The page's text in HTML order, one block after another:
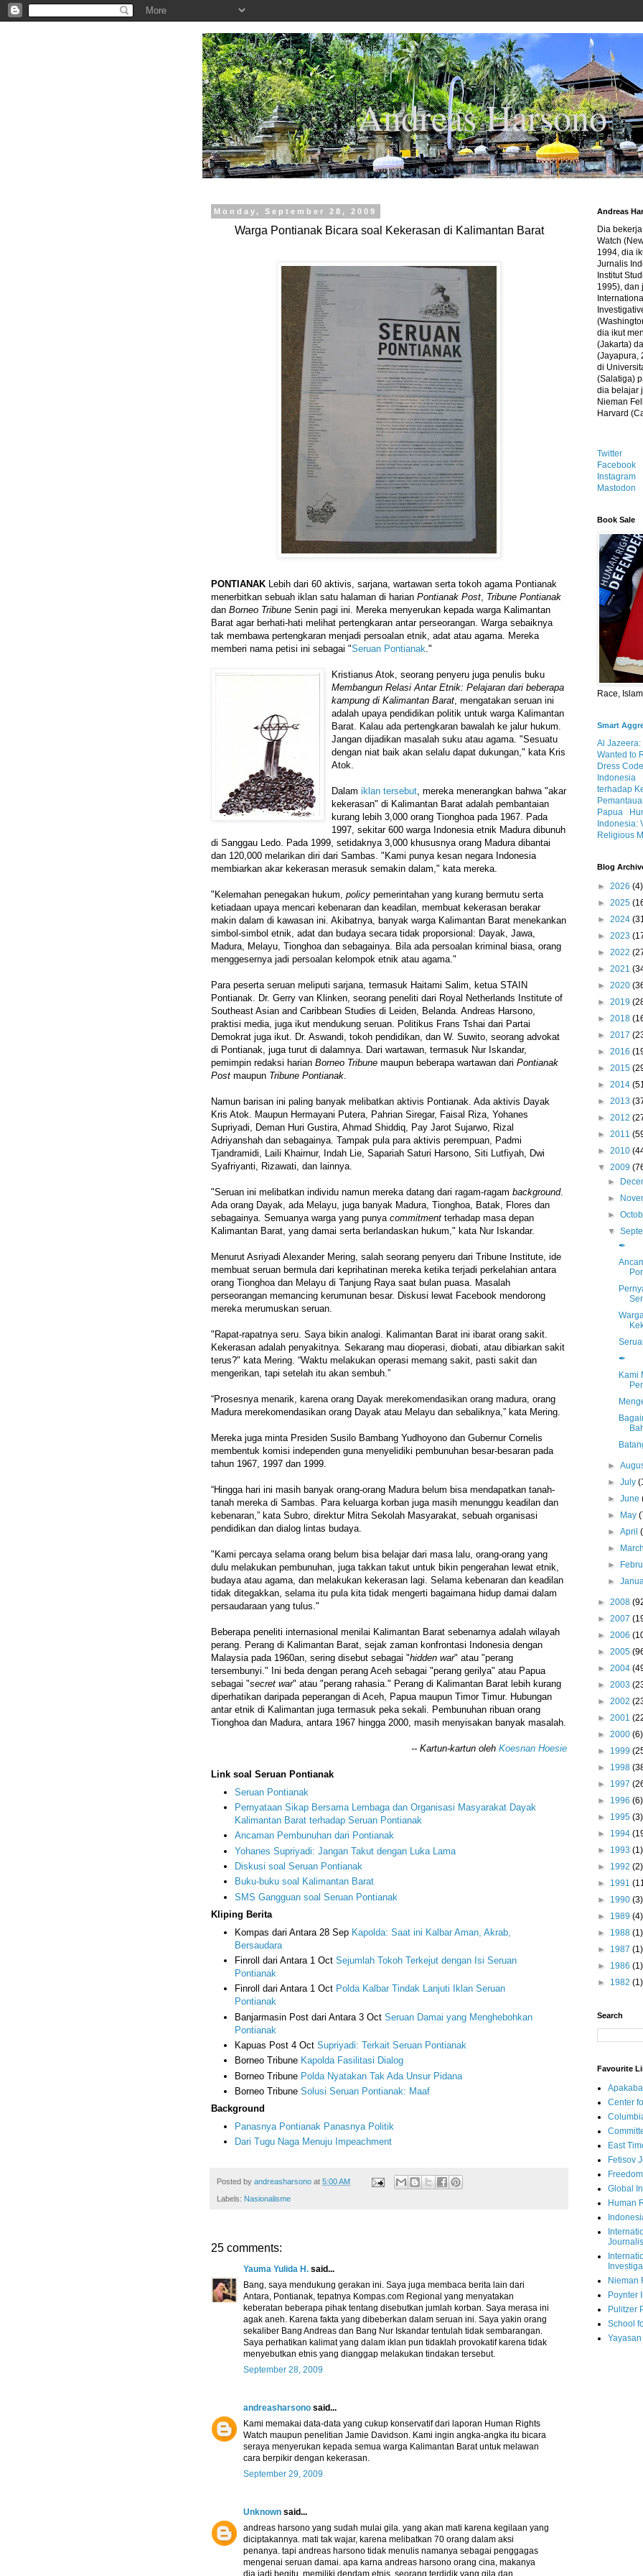
.
Andreas Harsono
Monday, September 28, 2009
Warga Pontianak Bicara soal Kekerasan di Kalimantan Barat
PONTIANAK Lebih dari 60 aktivis, sarjana, wartawan serta tokoh agama Pontianak
menerbitkan sebuah iklan satu halaman di harian Pontianak Post, Tribune Pontianak
dan Borneo Tribune Senin pagi ini. Mereka menyerukan kepada warga Kalimantan
Barat agar berhati-hati melihat pertengkaran antar perseorangan. Warga sebaiknya
tak membawa pertengkaran menjadi persoalan etnik, adat atau agama. Mereka
memberi nama petisi ini sebagai "Seruan Pontianak."
Kristianus Atok, seorang penyeru juga penulis buku
Membangun Relasi Antar Etnik: Pelajaran dari beberapa
kampung di Kalimantan Barat, mengatakan seruan ini
adalah upaya pendidikan politik untuk warga Kalimantan
Barat. Kalau ada pertengkaran bawalah ke jalur hukum.
Jangan dijadikan masalah suku atau agama. "Sesuatu
dengan niat baik akan selalu dapat dukungan," kata Kris
Atok.
Dalam iklan tersebut, mereka menerangkan bahwa "akar
kekerasan" di Kalimantan Barat adalah pembantaian
kurang lebih 3,000 orang Tionghoa pada 1967. Pada
1997, sekitar 600 warga Indonesia etnik Madura dibunuh
di Sanggau Ledo. Pada 1999, setidaknya 3,000 khususnya orang Madura dibantai
dan 120,000 melarikan diri dari Sambas. "Kami punya kesan negara Indonesia
membiarkan akar kekerasan merasuk semakin dalam," kata mereka.
"Kelemahan penegakan hukum, policy pemerintahan yang kurang bermutu serta
ketiadaan upaya mencari kebenaran dan keadilan, membuat kekerasan berakar
makin dalam di kawasan ini. Akibatnya, banyak warga Kalimantan Barat menekankan
simbol-simbol etnik, adat dan budaya secara tidak proporsional: Dayak, Jawa,
Madura, Melayu, Tionghoa dan sebagainya. Bila ada persoalan kriminal biasa, orang
menggesernya jadi persoalan kelompok etnik atau agama."
Para peserta seruan meliputi sarjana, termasuk Haitami Salim, ketua STAIN
Pontianak. Dr. Gerry van Klinken, seorang peneliti dari Royal Netherlands Institute of
Southeast Asian and Caribbean Studies di Leiden, Belanda. Andreas Harsono,
praktisi media, juga ikut mendukung seruan. Politikus Frans Tshai dari Partai
Demokrat juga ikut. Dr. Aswandi, tokoh pendidikan, dan W. Suwito, seorang advokat
di Pontianak, juga turut di dalamnya. Dari wartawan, termasuk Nur Iskandar,
pemimpin redaksi harian Borneo Tribune maupun beberapa wartawan dari Pontianak
Post maupun Tribune Pontianak.
Namun barisan ini paling banyak melibatkan aktivis Pontianak. Ada aktivis Dayak
Kris Atok. Maupun Hermayani Putera, Pahrian Siregar, Faisal Riza, Yohanes
Supriyadi, Deman Huri Gustira, Ahmad Shiddiq, Pay Jarot Sujarwo, Rizal
Adriyanshah dan sebagainya. Tampak pula para aktivis perempuan, Padmi
Tjandramidi, Laili Khairnur, Indah Lie, Sapariah Saturi Harsono, Siti Lutfiyah, Dwi
Syafriyanti, Rizawati, dan lainnya.
"Seruan ini melibatkan individu namun mereka datang dari ragam-ragam background.
Ada orang Dayak, ada Melayu, juga banyak Madura, Tionghoa, Batak, Flores dan
sebagainya. Semuanya warga yang punya commitment terhadap masa depan
Kalimantan Barat, yang damai serta berlandaskan hukum," kata Nur Iskandar.
Menurut Asriyadi Alexander Mering, salah seorang penyeru dari Tribune Institute, ide
membuat seruan bermula dari keprihatinan mereka ketika terjadi perkelahian antara
orang Tionghoa dan Melayu di Tanjung Raya saat bulan puasa. Masalah
perseorangan memancing kerumunan besar. Diskusi lewat Facebook mendorong
mereka merumuskan seruan.
"Rapat-rapatnya seru. Saya bikin analogi. Kalimantan Barat ini ibarat orang sakit.
Kekerasan adalah penyakitnya. Sekarang mau dioperasi, diobati, atau dibiarkan sakit
terus?" kata Mering. “Waktu melakukan operasi memang sakit, pasti sakit dan
mengerikan, tapi setelah itu akan sembuh.”
“Prosesnya menarik, karena orang Dayak merekomendasikan orang madura, orang
Madura merekomendasikan orang Dayak atau Melayu dan sebaliknya,” kata Mering.
Mereka juga minta Presiden Susilo Bambang Yudhoyono dan Gubernur Cornelis
membentuk komisi independen guna menyelidiki pembunuhan besar-besaran pada
tahun 1967, 1997 dan 1999.
“Hingga hari ini masih banyak orang-orang Madura belum bisa mendapatkan tanah-
tanah mereka di Sambas. Para keluarga korban juga masih menunggu keadilan dan
kebenaran,” kata Subro, direktur Mitra Sekolah Masyarakat, sebuah organisasi
pendidikan dan dialog lintas budaya.
"Kami percaya selama orang belum bisa belajar dari masa lalu, orang-orang yang
dulu melakukan pembunuhan, juga takkan takut untuk bikin pengerahan lewat etnik,
budaya atau agama, dan melakukan kekerasan lagi. Selama kebenaran dan keadilan
tidak ditegakkan, selama itu pula kita tidak mengerti bagaimana hidup damai dalam
persaudaraan yang tulus."
Beberapa peneliti internasional menilai Kalimantan Barat sebenarnya adalah wilayah
perang. Perang di Kalimantan Barat, sejak zaman konfrontasi Indonesia dengan
Malaysia pada 1960an, sering disebut sebagai "hidden war" atau "perang
tersembunyi." Ini beda dengan perang Aceh sebagai "perang gerilya" atau Papua
sebagai "secret war" atau "perang rahasia." Perang di Kalimantan Barat lebih kurang
diperhatikan daripada peperangan di Aceh, Papua maupun Timor Timur. Hubungan
antar etnik di Kalimantan juga termasuk peka sekali. Pembunuhan ribuan orang
Tionghoa dan Madura, antara 1967 hingga 2000, masih menyisakan banyak masalah.
-- Kartun-kartun oleh Koesnan Hoesie
Link soal Seruan Pontianak
Seruan Pontianak
Pernyataan Sikap Bersama Lembaga dan Organisasi Masyarakat Dayak
Kalimantan Barat terhadap Seruan Pontianak
Ancaman Pembunuhan dari Pontianak
Yohanes Supriyadi: Jangan Takut dengan Luka Lama
Diskusi soal Seruan Pontianak
Buku-buku soal Kalimantan Barat
SMS Gangguan soal Seruan Pontianak
Kliping Berita
Kompas dari Antara 28 Sep Kapolda: Saat ini Kalbar Aman, Akrab,
Bersaudara
Finroll dari Antara 1 Oct Sejumlah Tokoh Terkejut dengan Isi Seruan
Pontianak
Finroll dari Antara 1 Oct Polda Kalbar Tindak Lanjuti Iklan Seruan
Pontianak
Banjarmasin Post dari Antara 3 Oct Seruan Damai yang Menghebohkan
Pontianak
Kapuas Post 4 Oct Supriyadi: Terkait Seruan Pontianak
Borneo Tribune Kapolda Fasilitasi Dialog
Borneo Tribune Polda Nyatakan Tak Ada Unsur Pidana
Borneo Tribune Solusi Seruan Pontianak: Maaf
Background
Panasnya Pontianak Panasnya Politik
Dari Tugu Naga Menuju Impeachment
Posted by andreasharsono at 5:00 AM
Labels: Nasionalisme
25 comments:
Yauma Yulida H. said...
Bang, saya mendukung gerakan ini. Saya juga membaca berita lain dari
Antara, Pontianak, tepatnya Kompas.com Regional yang menyatakan
keberatan beberapa pihak tentang disebutkan jumlah korban. Saya merasa ini
agak aneh. Karena fakta yang dibeberkan dalam seruan ini. Saya yakin orang
sekaliber Bang Andreas dan Bang Nur Iskandar tentulah tidak sembarangan.
Saya perhatikan kalimat yang dalam iklan pun tidaklah provokatif karena tidak
menyebutkan etnis yang dianggap melakukan tindakan tersebut.
September 28, 2009
andreasharsono said...
Kami memakai data-data yang cukup konservatif dari laporan Human Rights
Watch maupun penelitian Jamie Davidson. Kami ingin angka-angka itu bicara
seraya menyerukan kepada semua warga Kalimantan Barat untuk melawan
cara berpikir dengan kekerasan.
September 29, 2009
Unknown said...
andreas harsono yang sudah mulai gila. yang akan mati karena kegilaan yang
diciptakannya. mati tak wajar, karena melibatkan 70 orang dalam aksi
penanya. tapi andreas harsono tidak menulis namanya sebagai penggagas
mengenai seruan damai. apa karna andreas harsono orang cina, makanya
Andreas
Dia
Watch
1994, dia
Jurnalis
Institut
1995), dan
dia ikut
(Jakarta)
(Jayapura,
di
(Salatiga)
dia belajar
Nieman
Harvard
Twitter
Facebook
Instagram
Mastodon
Book Sale
Race,
Smart
Al Jazeera:
Wanted to
Dress
Indonesia
terhadap
Papua
Indonesia:
Religious
Blog
► 2026 (4)
► 2025
► 2024
► 2023
► 2022
► 2021
► 2020
► 2019
► 2018
► 2017
► 2016
► 2015
► 2014
► 2013
► 2012
► 2011
► 2010
▼ 2009
►
►
►
▼
✒
✒
Kami
►
►July
►June
►
May
►April
►
►
►
► 2008
► 2007
► 2006
► 2005
► 2004
► 2003
► 2002
► 2001
► 2000 (6)
► 1999
► 1998
► 1997
► 1996 (6)
► 1995 (3)
► 1994
► 1993 (1)
► 1992 (2)
► 1991
► 1990 (3)
► 1989 (4)
► 1988 (1)
► 1987 (1)
► 1986 (1)
► 1982 (1)
Search
Favourite
Center
East
Fetisov
Global
Human
Nieman
Poynter
Pulitzer
School